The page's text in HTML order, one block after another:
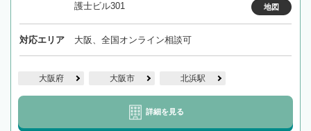
護士ビル301
地図
対応エリア 大阪、全国オンライン相談可
大阪府 大阪市 北浜駅
詳細を見る